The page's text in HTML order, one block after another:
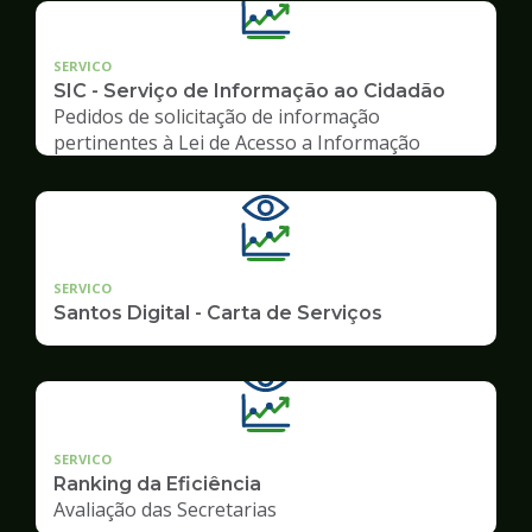
SERVICO
SIC - Serviço de Informação ao Cidadão
Pedidos de solicitação de informação
pertinentes à Lei de Acesso a Informação
SERVICO
Santos Digital - Carta de Serviços
SERVICO
Ranking da Eficiência
Avaliação das Secretarias